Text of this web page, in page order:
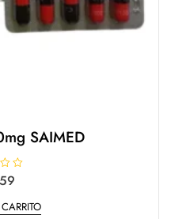
SAIMED